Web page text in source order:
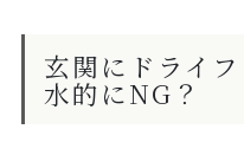
玄関にドライ
水的にNG？